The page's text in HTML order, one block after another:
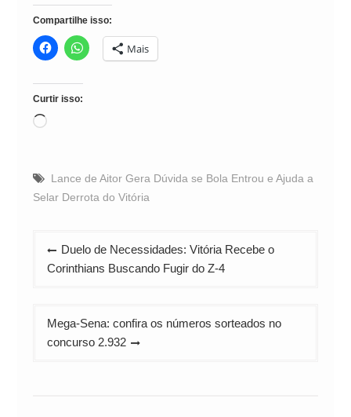
Compartilhe isso:
Mais
Curtir isso:
Carregando...
Lance de Aitor Gera Dúvida se Bola Entrou e Ajuda a
Selar Derrota do Vitória
Navegação
de
Duelo de Necessidades: Vitória Recebe o
Corinthians Buscando Fugir do Z-4
Mega-Sena: confira os números sorteados no
concurso 2.932